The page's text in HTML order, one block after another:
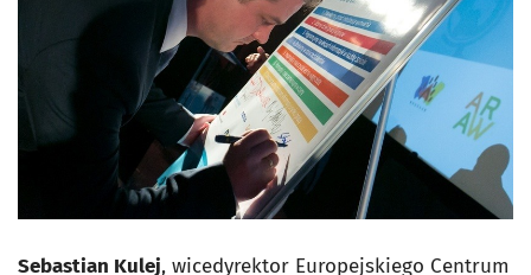
Sebastian Kulej, wicedyrektor Europejskiego Centrum